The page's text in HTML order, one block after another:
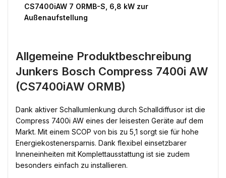
CS7400iAW 7 ORMB-S, 6,8 kW zur
Außenaufstellung
Allgemeine Produktbeschreibung
Junkers Bosch Compress 7400i AW
(CS7400iAW ORMB)
Dank aktiver Schallumlenkung durch Schalldiffusor ist die
Compress 7400i AW eines der leisesten Geräte auf dem
Markt. Mit einem SCOP von bis zu 5,1 sorgt sie für hohe
Energiekostenersparnis. Dank flexibel einsetzbarer
Inneneinheiten mit Komplettausstattung ist sie zudem
besonders einfach zu installieren.